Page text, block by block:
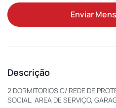
Enviar
Descrição
2 DORMITORIOS C/ REDE DE
SOCIAL, AREA DE SERVIÇO,